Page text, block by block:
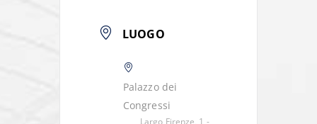
LUOGO
Palazzo dei
Congressi
Largo Firenze, 1 -